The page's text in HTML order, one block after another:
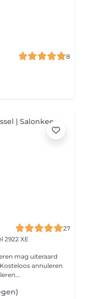
8
27
2922 XE
mag uiteraard